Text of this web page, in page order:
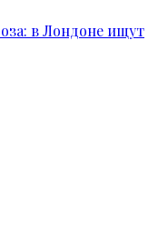
в Лондоне ищут